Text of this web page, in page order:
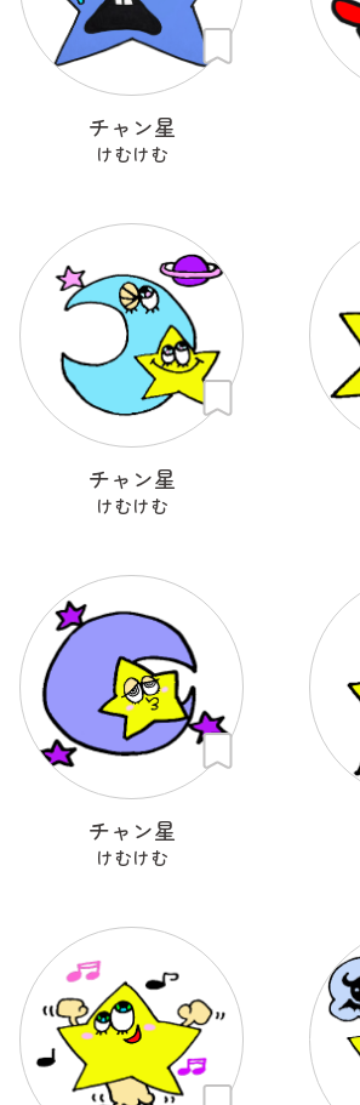
チャン星
けむけむ
チャン星
けむけむ
チャン星
けむけむ